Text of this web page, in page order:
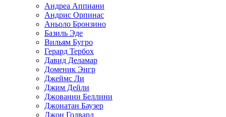
Андреа Аппиани
Андрис Орпинас
Аньоло Бронзино
Базиль Эде
Вильям Бугро
Герард Тербох
Давид Деламар
Доменик Энгр
Джеймс Ли
Джим Дейли
Джованни Беллини
Джонатан Баузер
Джон Годвард